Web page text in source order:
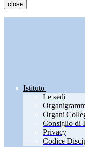
close
Istituto
Le sedi
Organi
Consiglio di
Privacy
Codice